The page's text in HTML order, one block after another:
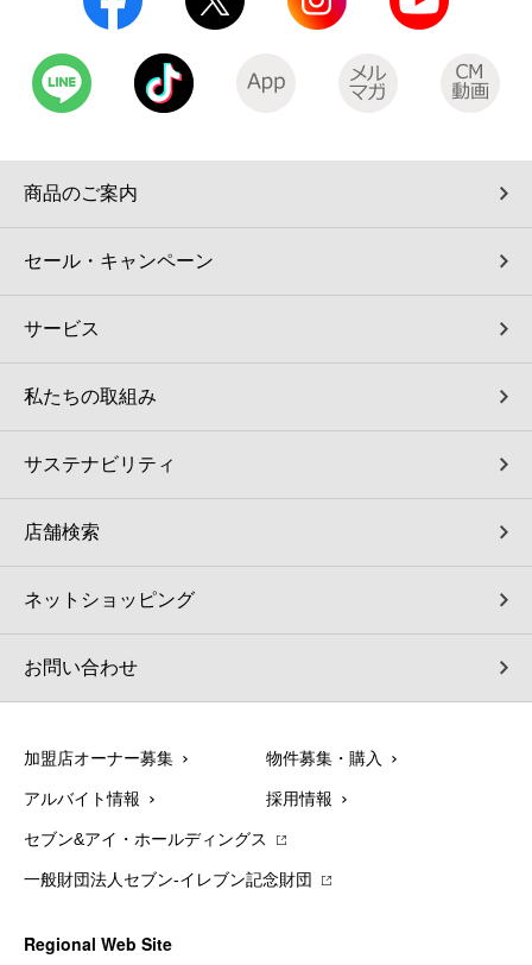
商品のご案内
セール・キャンペーン
サービス
私たちの取組み
サステナビリティ
店舗検索
ネットショッピング
お問い合わせ
加盟店オーナー募集 物件募集・購入
アルバイト情報 採用情報
セブン&アイ・ホールディングス
一般財団法人セブン-イレブン記念財団
Regional Web Site